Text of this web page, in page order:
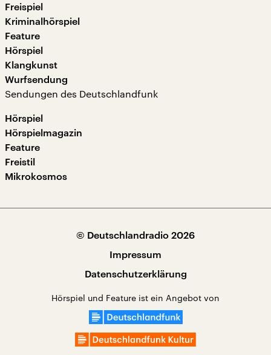
Freispiel
Kriminalhörspiel
Feature
Hörspiel
Klangkunst
Wurfsendung
Sendungen des Deutschlandfunk
Hörspiel
Hörspielmagazin
Feature
Freistil
Mikrokosmos
© Deutschlandradio 2026
Impressum
Datenschutzerklärung
Hörspiel und Feature ist ein Angebot von